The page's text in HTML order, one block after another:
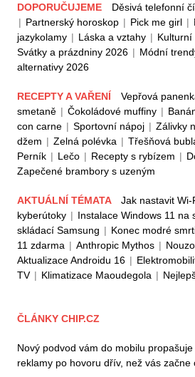
DOPORUČUJEME Děsivá telefonní
| Partnerský horoskop | Pick me girl |
jazykolamy | Láska a vztahy | Kulturní
Svátky a prázdniny 2026 | Módní
alternativy 2026
RECEPTY A VAŘENÍ Vepřová
smetaně | Čokoládové muffiny |
con carne | Sportovní nápoj | Zálivky
džem | Zelná polévka | Třešňová
Perník | Lečo | Recepty s rybízem |
Zapečené brambory s uzeným
AKTUÁLNÍ TÉMATA Jak nastavit Wi-
kyberútoky | Instalace Windows 11 na
skládací Samsung | Konec modré
11 zdarma | Anthropic Mythos |
Aktualizace Androidu 16 |
TV | Klimatizace Maoudegola |
ČLÁNKY CHIP.CZ
Nový podvod vám do mobilu propašuje
reklamy po hovoru dřív, než vás začne